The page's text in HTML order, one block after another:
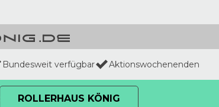
Bundesweit verfügbar Aktionswochenenden
ROLLERHAUS KÖNIG